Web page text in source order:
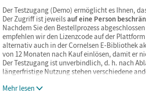
Der Testzugang (Demo) ermöglicht es Ihnen,
Der Zugriff ist jeweilsauf eine Person
Nachdem Sie den Bestellprozess
empfehlen wir den Lizenzcode auf der
alternativ auch in der Cornelsen E-Bibliothek
von 12 Monaten nach Kauf einlösen, damit er
Der Testzugang ist unverbindlich, d. h. nach
längerfristige Nutzung stehen verschiedene
Mehr lesen